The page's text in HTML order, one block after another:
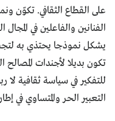
على القطاع الثقافي. تكوّن
الفنانين والفاعلين في
يشكل نموذجا يحتذي به
تكون بديلا لأجندات
للتفكير في سياسة ثقافية
التعبير الحر والمتساوي في